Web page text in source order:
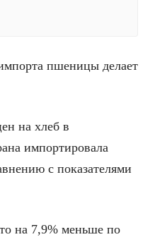
пшеницы делает
на хлеб в
импортировала
с показателями
на 7,9% меньше по